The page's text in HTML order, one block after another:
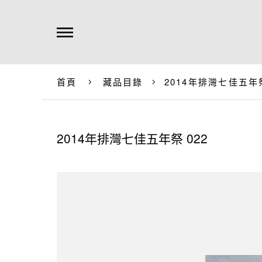
首頁 藏品目錄 2014年排灣七佳五
2014年排灣七佳五年祭 022